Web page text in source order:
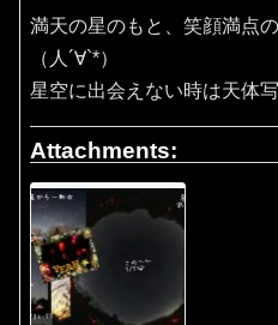
満天の星のもと、笑顔満点
（人´∀`*）
星空に出会えない時は天体
Attachments: